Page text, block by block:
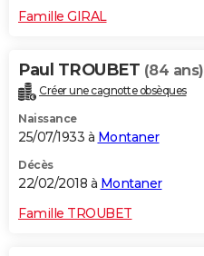
Famille GIRAL
Paul TROUBET (84 ans)
Créer une cagnotte obsèques
Naissance
25/07/1933 à Montaner
Décès
22/02/2018 à Montaner
Famille TROUBET